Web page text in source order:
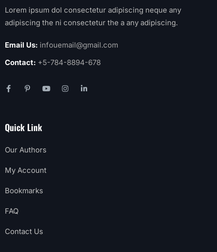
Lorem ipsum dol consectetur adipiscing neque any
adipiscing the ni consectetur the a any adipiscing.
Email Us: infouemail@gmail.com
Contact: +5-784-8894-678
Quick Link
Our Authors
My Account
Bookmarks
FAQ
Contact Us